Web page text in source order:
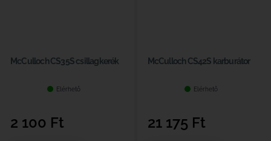
McCulloch CS35S csillagkerék
Elérhető
2 100 Ft
McCulloch CS42S karburátor
Elérhető
21 175 Ft